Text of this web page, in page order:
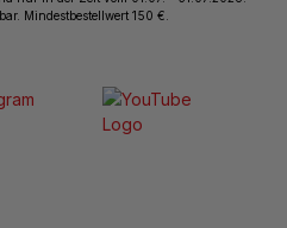
Mindestbestellwert 150 €.